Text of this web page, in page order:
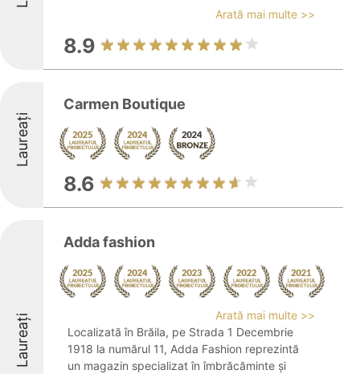
Arată mai multe >>
8.9
Laureați
Carmen Boutique
8.6
Laureați
Adda fashion
Arată mai multe >>
Localizată în Brăila, pe Strada 1 Decembrie
1918 la numărul 11, Adda Fashion reprezintă
un magazin specializat în îmbrăcăminte și